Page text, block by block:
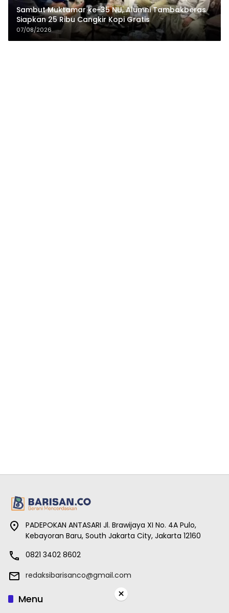
Sambut Muktamar ke-35 NU, Alumni Tambakberas
Siapkan 25 Ribu Cangkir Kopi Gratis
07/08/2026
PADEPOKAN ANTASARI Jl. Brawijaya XI No. 4A Pulo,
Kebayoran Baru, South Jakarta City, Jakarta 12160
0821 3402 8602
redaksibarisanco@gmail.com
Menu ×